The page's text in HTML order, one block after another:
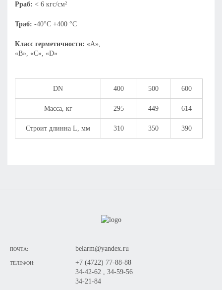
Рраб: < 6 кгс/см²
Траб: -40°С +400 °С
Класс герметичности: «А»,
«В», «С», «D»
DN 400 500 600
Масса, кг 295 449 614
Строит длинна L, мм 310 350 390
ПОЧТА: belarm@yandex.ru
ТЕЛЕФОН:
+7 (4722) 77-88-88
34-42-62 , 34-59-56
34-21-84